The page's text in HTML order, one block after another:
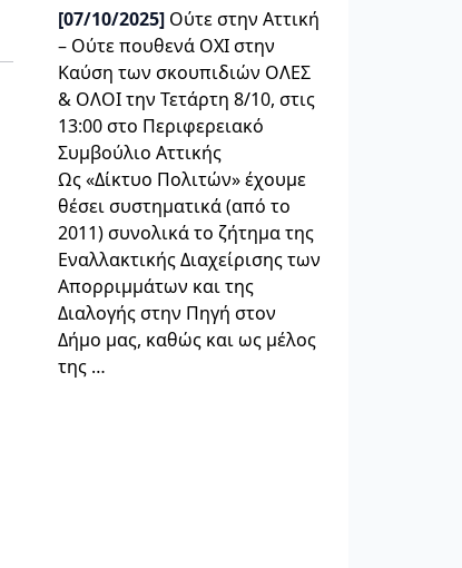
[07/10/2025] Ούτε στην Αττική
– Ούτε πουθενά OXΙ στην
Καύση των σκουπιδιών ΟΛΕΣ
& ΟΛΟΙ την Τετάρτη 8/10, στις
13:00 στο Περιφερειακό
Συμβούλιο Αττικής
Ως «Δίκτυο Πολιτών» έχουμε
θέσει συστηματικά (από το
2011) συνολικά το ζήτημα της
Εναλλακτικής Διαχείρισης των
Απορριμμάτων και της
Διαλογής στην Πηγή στον
Δήμο μας, καθώς και ως μέλος
της …